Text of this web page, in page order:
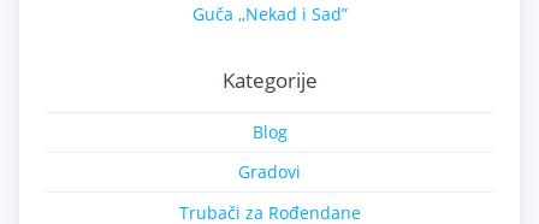
Guča ,,Nekad i Sad”
Kategorije
Blog
Gradovi
Trubači za Rođendane